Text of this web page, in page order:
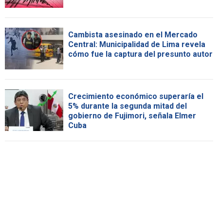
Cambista asesinado en el Mercado
Central: Municipalidad de Lima revela
cómo fue la captura del presunto autor
Crecimiento económico superaría el
5% durante la segunda mitad del
gobierno de Fujimori, señala Elmer
Cuba